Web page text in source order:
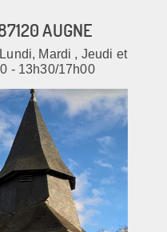
AUGNE
Mardi , Jeudi et
- 13h30/17h00